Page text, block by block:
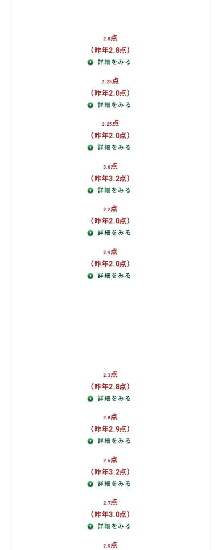
2.8 点
（昨年2.8点）
2.25 点
（昨年2.0点）
2.25 点
（昨年2.0点）
3.6点
（昨年3.2点）
2.2 点
（昨年2.0点）
2.4 点
（昨年2.0点）
2.3 点
（昨年2.8点）
2.8 点
（昨年2.9点）
2.6点
（昨年3.2点）
2.7点
（昨年3.0点）
2.0 点